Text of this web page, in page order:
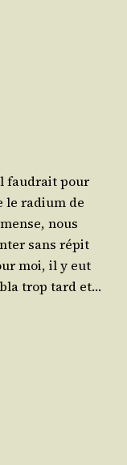
fau­drait pour
le radium de
nous
sans répit
moi, il y eut
trop tard et…